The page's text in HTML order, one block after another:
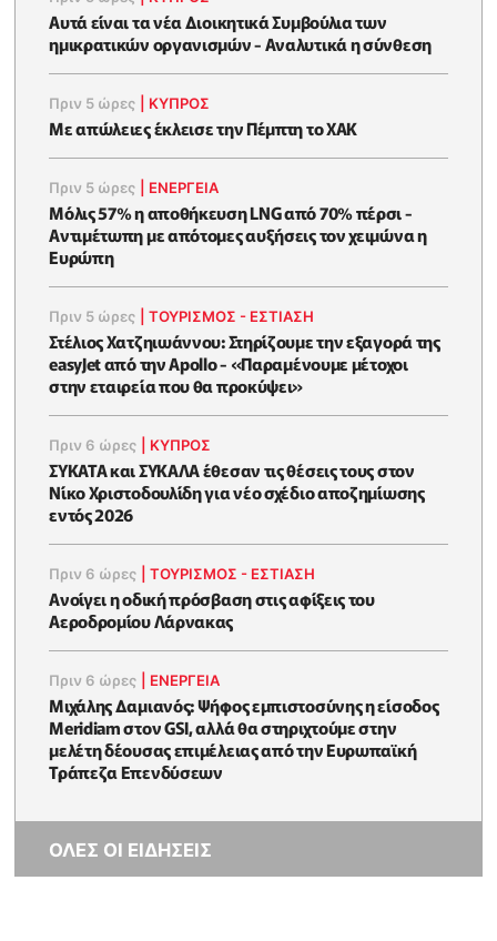
Αυτά είναι τα νέα Διοικητικά Συμβούλια των
ημικρατικών οργανισμών - Αναλυτικά η σύνθεση
Πριν 5 ώρες ΚΥΠΡΟΣ
Με απώλειες έκλεισε την Πέμπτη το ΧΑΚ
Πριν 5 ώρες ΕΝΈΡΓΕΙΑ
Μόλις 57% η αποθήκευση LNG από 70% πέρσι -
Αντιμέτωπη με απότομες αυξήσεις τον χειμώνα η
Ευρώπη
Πριν 5 ώρες |ΤΟΥΡΙΣΜΟΣ - ΕΣΤΙΑΣΗ
Στέλιος Χατζηιωάννου: Στηρίζουμε την εξαγορά της
easyJet από την Apollo - «Παραμένουμε μέτοχοι
στην εταιρεία που θα προκύψει»
Πριν 6 ώρες ΚΥΠΡΟΣ
ΣΥΚΑΤΑ και ΣΥΚΑΛΑ έθεσαν τις θέσεις τους στον
Νίκο Χριστοδουλίδη για νέο σχέδιο αποζημίωσης
εντός 2026
Πριν 6 ώρες |ΤΟΥΡΙΣΜΟΣ - ΕΣΤΙΑΣΗ
Ανοίγει η οδική πρόσβαση στις αφίξεις του
Αεροδρομίου Λάρνακας
Πριν 6 ώρες ΕΝΈΡΓΕΙΑ
Μιχάλης Δαμιανός: Ψήφος εμπιστοσύνης η είσοδος
Meridiam στον GSI, αλλά θα στηριχτούμε στην
μελέτη δέουσας επιμέλειας από την Ευρωπαϊκή
Τράπεζα Επενδύσεων
ΟΛΕΣ ΟΙ ΕΙΔΗΣΕΙΣ